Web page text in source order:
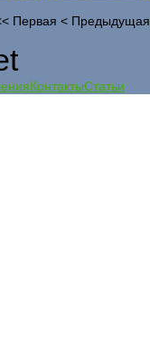
Первая < Предыдущая
КонтактыСтатьи